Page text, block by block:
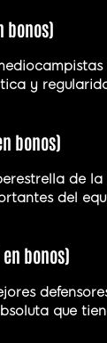
bonos)
y
bonos)
de la
del
bonos)
que